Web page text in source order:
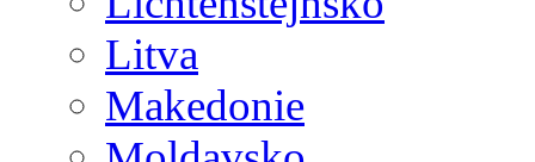
Litva
Makedonie